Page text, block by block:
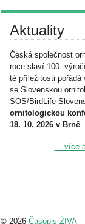
Aktuality
Česká společnost
roce slaví 100.
té příležitosti pořádá
se Slovenskou
SOS/BirdLife
ornitologickou
18. 10. 2026 v Brně.
Podrobnější
Registrovat se
abstraktu přihlášené
... více
© 2026 Časopis ŽIVA–